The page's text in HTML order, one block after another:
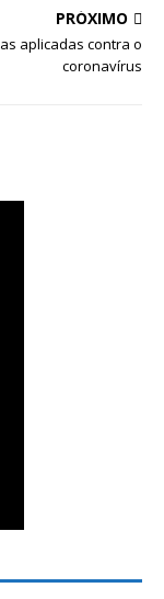
PRÓXIMO
aplicadas contra o
coronavírus